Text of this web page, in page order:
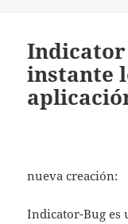
Indicator
instante
nueva creación:
Indicator-Bug es